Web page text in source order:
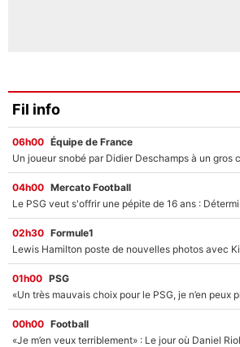
Fil info
06h00 Équipe de France
04h00 Mercato Football
02h30 Formule1
01h00 PSG
00h00 Football